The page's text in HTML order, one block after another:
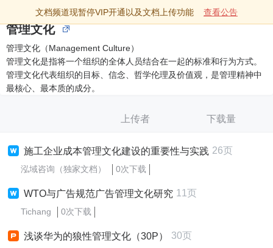
文档频道现暂停VIP开通以及文档上传功能 查看公告
管理文化
管理文化（Management Culture）
管理文化是指将一个组织的全体人员结合在一起的标准和行为方式。
管理文化代表组织的目标、信念、哲学伦理及价值观，是管理精神中
最核心、最本质的成分。
上传者 下载量
施工企业成本管理文化建设的重要性与实践 26页
泓域咨询（独家文档） 0次下载
WTO与广告规范广告管理文化研究 11页
Tichang 0次下载
浅谈华为的狼性管理文化（30P） 30页